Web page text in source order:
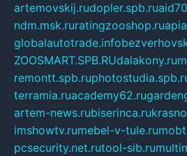
artemovskij.rudopler.spb.ru
ndm.msk.ruratingzooshop.ru
globalautotrade.info
ZOOSMART.SPB.RUdalakony.ru
remontt.spb.ru
terramia.ruacademy62.ru
artem-news.rubiserinca.ru
imshowtv.rumebel-v-tule.ru
pcsecurity.net.rutool-sib.ru